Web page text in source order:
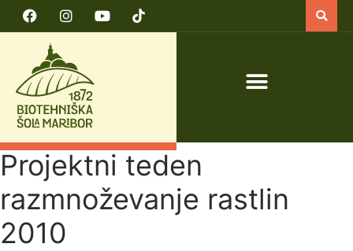
Projektni teden
razmnoževanje rastlin
2010